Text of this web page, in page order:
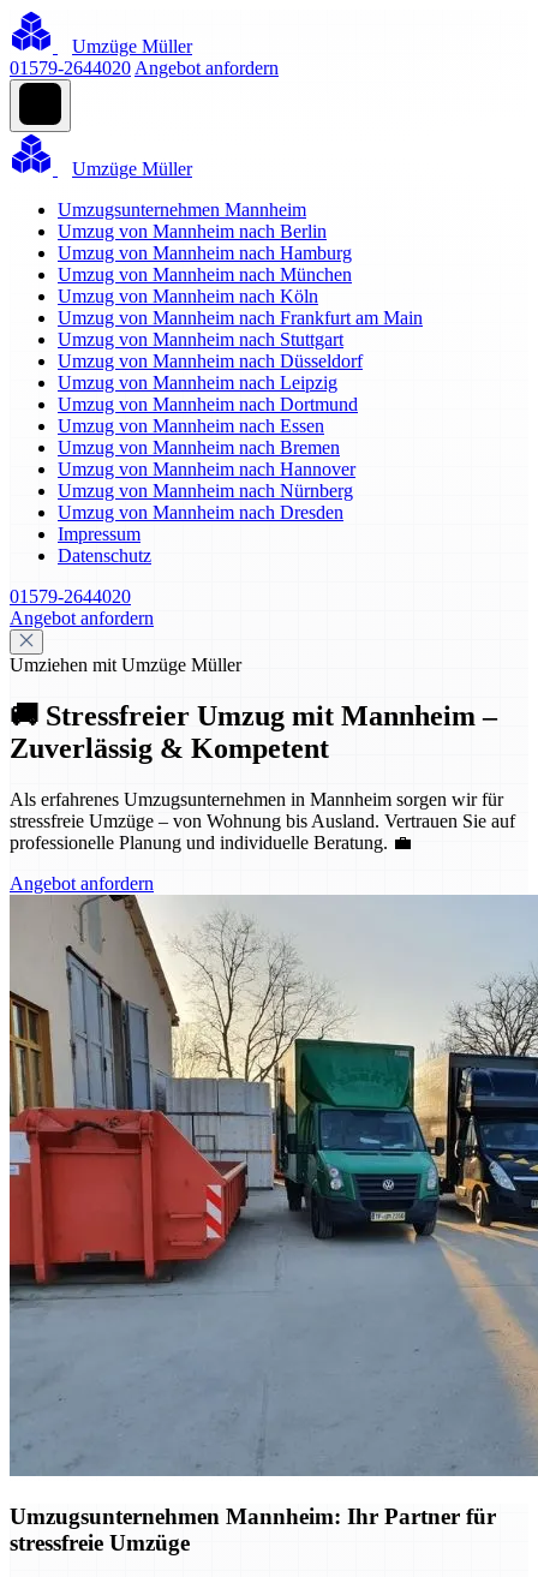
Umzüge Müller
01579-2644020 Angebot anfordern
Umzüge Müller
Umzugsunternehmen Mannheim
Umzug von Mannheim nach Berlin
Umzug von Mannheim nach Hamburg
Umzug von Mannheim nach München
Umzug von Mannheim nach Köln
Umzug von Mannheim nach Frankfurt am Main
Umzug von Mannheim nach Stuttgart
Umzug von Mannheim nach Düsseldorf
Umzug von Mannheim nach Leipzig
Umzug von Mannheim nach Dortmund
Umzug von Mannheim nach Essen
Umzug von Mannheim nach Bremen
Umzug von Mannheim nach Hannover
Umzug von Mannheim nach Nürnberg
Umzug von Mannheim nach Dresden
Impressum
Datenschutz
01579-2644020
Angebot anfordern
Umziehen mit Umzüge Müller
🚚 Stressfreier Umzug mit Mannheim –
Zuverlässig & Kompetent
Als erfahrenes Umzugsunternehmen in Mannheim sorgen wir für
stressfreie Umzüge – von Wohnung bis Ausland. Vertrauen Sie auf
professionelle Planung und individuelle Beratung. 💼
Angebot anfordern
Umzugsunternehmen Mannheim: Ihr Partner für
stressfreie Umzüge